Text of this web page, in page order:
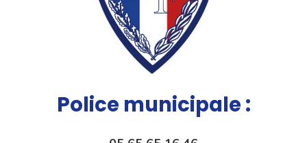
Police municipale :